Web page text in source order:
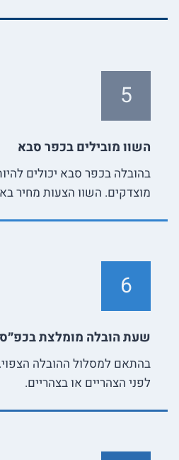
5
השוו מובילים בכפר סבא
בהובלה בכפר סבא יכולים
מוצדקים. השוו הצעות מחיר
6
שעת הובלה מומלצת בכפ״ס
בהתאם למסלול ההובלה
לפני הצהריים או בצהריים.